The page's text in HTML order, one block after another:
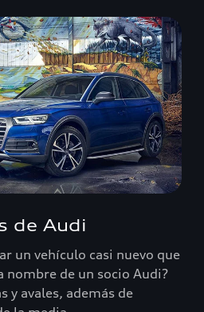
de Audi
un vehículo casi nuevo que
nombre de un socio Audi?
y avales, además de